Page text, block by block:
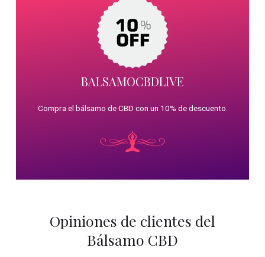
BALSAMOCBDLIVE
Compra el bálsamo de CBD con un 10% de descuento.
Opiniones de clientes del
Bálsamo CBD